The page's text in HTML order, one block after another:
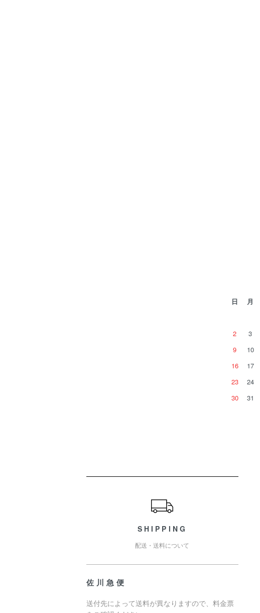
日 月
2
3
9
10
16
17
23
24
30
31
SHIPPING
配送・送料について
佐川急便
送付先によって送料が異なりますので、料金票